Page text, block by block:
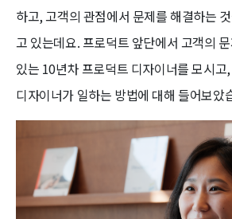
하고, 고객의 관점에서 문제를 해결하는
고 있는데요. 프로덕트 앞단에서 고객의
있는 10년차 프로덕트 디자이너를 모시
디자이너가 일하는 방법에 대해 들어보았